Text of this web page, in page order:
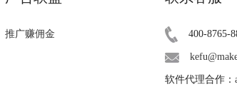
推广赚佣金 400-8765-
软件代理合作：